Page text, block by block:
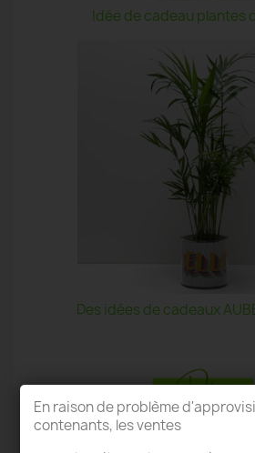
Idée de cadeau plantes
Des idées de cadeaux
En raison de problème
contenants, les ventes